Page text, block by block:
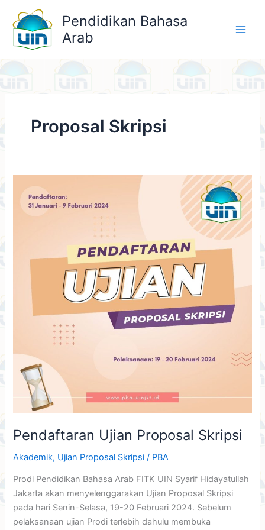
content
Pendidikan Bahasa
Arab
Proposal Skripsi
Pendaftaran Ujian Proposal Skripsi
Akademik, Ujian Proposal Skripsi / PBA
Prodi Pendidikan Bahasa Arab FITK UIN Syarif Hidayatullah
Jakarta akan menyelenggarakan Ujian Proposal Skripsi
pada hari Senin-Selasa, 19-20 Februari 2024. Sebelum
pelaksanaan ujian Prodi terlebih dahulu membuka
Ujian
Proposal